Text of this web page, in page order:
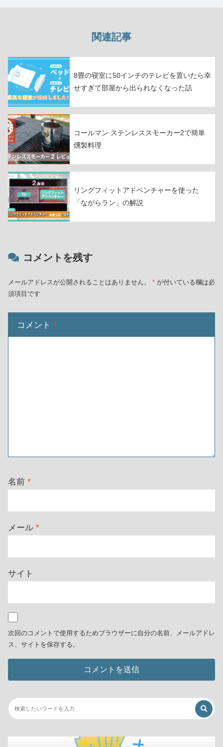
関連記事
8畳の寝室に50インチのテレビを置いたら幸
せすぎて部屋から出られなくなった話
コールマン ステンレススモーカー2で簡単
燻製料理
リングフィットアドベンチャーを使った
「ながらラン」の解説
コメントを残す
メールアドレスが公開されることはありません。 * が付いている欄は必
須項目です
コメント *
名前 *
メール *
サイト
次回のコメントで使用するためブラウザーに自分の名前、メールアドレ
ス、サイトを保存する。